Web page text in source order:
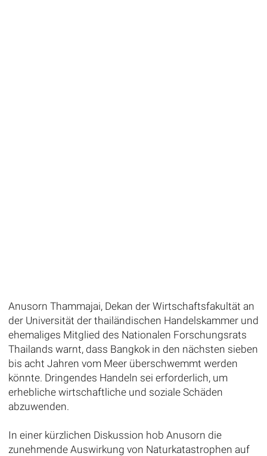
Anusorn Thammajai, Dekan der Wirtschaftsfakultät an
der Universität der thailändischen Handelskammer und
ehemaliges Mitglied des Nationalen Forschungsrats
Thailands warnt, dass Bangkok in den nächsten sieben
bis acht Jahren vom Meer überschwemmt werden
könnte. Dringendes Handeln sei erforderlich, um
erhebliche wirtschaftliche und soziale Schäden
abzuwenden.
In einer kürzlichen Diskussion hob Anusorn die
zunehmende Auswirkung von Naturkatastrophen auf